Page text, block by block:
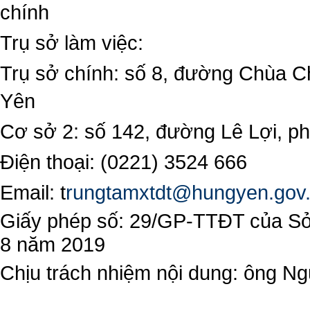
chính
Trụ sở làm việc:
Trụ sở chính: số 8, đường Chùa
Yên
Cơ sở 2: số 142, đường Lê Lợi,
Điện thoại: (0221) 3524 666
Email: t
Giấy phép số: 29/GP-TTĐT của
8 năm 2019
Chịu trách nhiệm nội dung: ông